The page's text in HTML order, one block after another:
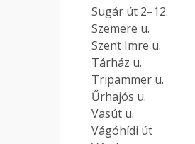
Sugár út 2–12.
Szemere u.
Szent Imre u.
Tárház u.
Tripammer u.
Űrhajós u.
Vasút u.
Vágóhídi út